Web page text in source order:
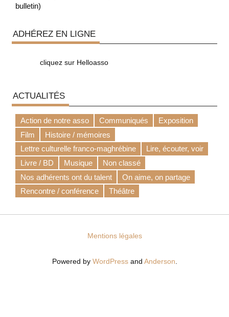
bulletin)
ADHÉREZ EN LIGNE
cliquez sur Helloasso
ACTUALITÉS
Action de notre asso Communiqués
Exposition
Film
Histoire / mémoires
Lettre culturelle franco-maghrébine
Lire, écouter, voir
Livre / BD
Musique
Non classé
Nos adhérents ont du talent
On aime, on partage
Rencontre / conférence
Théâtre
Mentions légales
Powered by WordPressand Anderson